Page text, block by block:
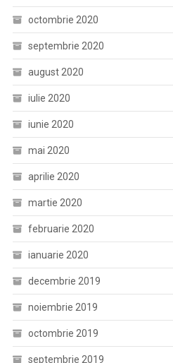
octombrie 2020
septembrie 2020
august 2020
iulie 2020
iunie 2020
mai 2020
aprilie 2020
martie 2020
februarie 2020
ianuarie 2020
decembrie 2019
noiembrie 2019
octombrie 2019
septembrie 2019